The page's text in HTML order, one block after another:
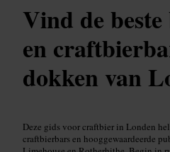
Vind de
en
dokken van
Deze gids voor craftbier in Londen
craftbierbars en hooggewaardeerde